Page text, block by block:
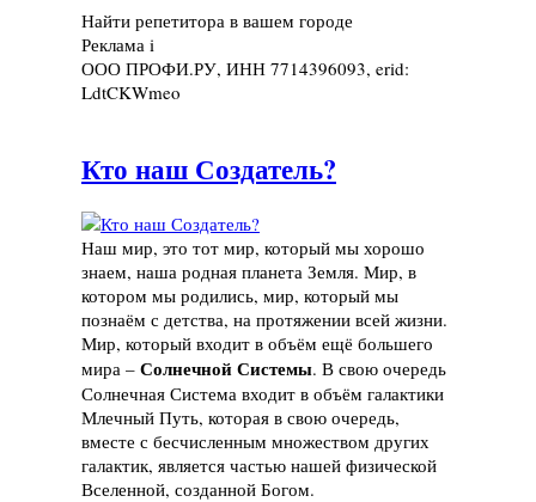
Найти репетитора в вашем городе
Реклама i
ООО ПРОФИ.РУ, ИНН 7714396093, erid:
LdtCKWmeo
Кто наш Создатель?
Наш мир, это тот мир, который мы хорошо
знаем, наша родная планета Земля. Мир, в
котором мы родились, мир, который мы
познаём с детства, на протяжении всей жизни.
Мир, который входит в объём ещё большего
мира – Солнечной Системы. В свою очередь
Солнечная Система входит в объём галактики
Млечный Путь, которая в свою очередь,
вместе с бесчисленным множеством других
галактик, является частью нашей физической
Вселенной, созданной Богом.